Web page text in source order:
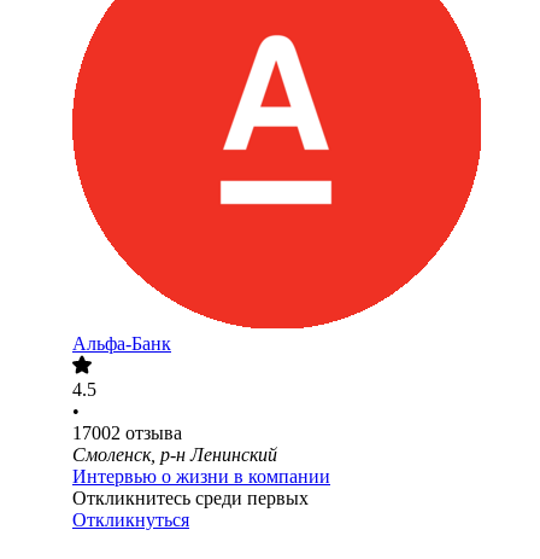
Альфа-Банк
4.5
•
17002 отзыва
Смоленск, р-н Ленинский
Интервью о жизни в компании
Откликнитесь среди первых
Откликнуться